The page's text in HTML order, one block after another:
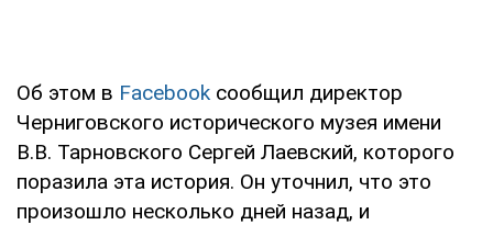
Об этом в Facebook сообщил директор
Черниговского исторического музея имени
В.В. Тарновского Сергей Лаевский, которого
поразила эта история. Он уточнил, что это
произошло несколько дней назад, и